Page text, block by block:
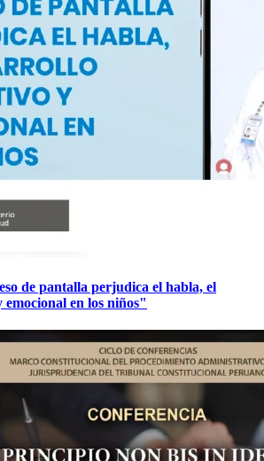
de pantalla perjudica el habla, el
en los niños"